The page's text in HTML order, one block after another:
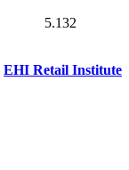
5.132
EHI Retail Institute